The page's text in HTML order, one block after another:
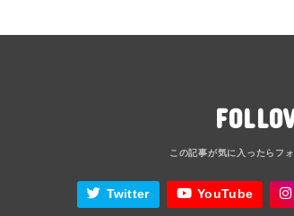
Twitter YouTube